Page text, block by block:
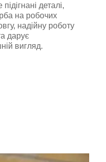
деталі,
на робочих
надійну роботу
дарує
вигляд.